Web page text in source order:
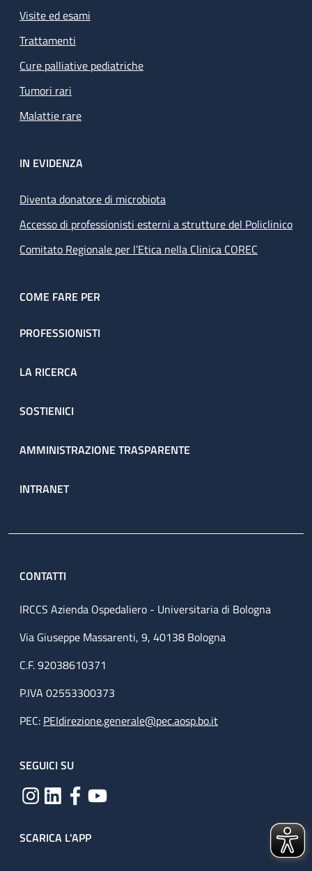
Visite ed esami
Trattamenti
Cure palliative pediatriche
Tumori rari
Malattie rare
IN EVIDENZA
Diventa donatore di microbiota
Accesso di professionisti esterni a strutture del Policlinico
Comitato Regionale per l’Etica nella Clinica COREC
COME FARE PER
PROFESSIONISTI
LA RICERCA
SOSTIENICI
AMMINISTRAZIONE TRASPARENTE
INTRANET
CONTATTI
IRCCS Azienda Ospedaliero - Universitaria di Bologna
Via Giuseppe Massarenti, 9, 40138 Bologna
C.F. 92038610371
P.IVA 02553300373
PEC: PEIdirezione.generale@pec.aosp.bo.it
SEGUICI SU
SCARICA L'APP